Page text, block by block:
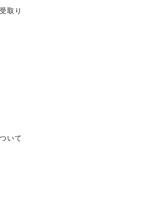
取り
いて